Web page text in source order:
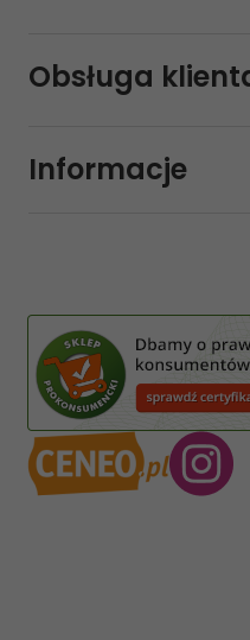
sklep@sklep-
08 1140 2004
Obsługa
Informacje